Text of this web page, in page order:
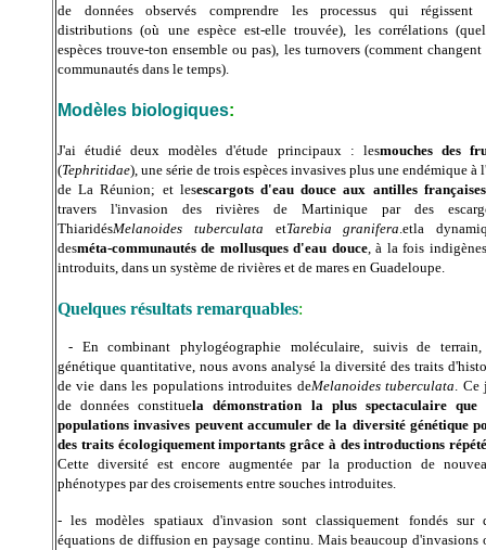
de données observés comprendre les processus qui régissent
distributions (où une espèce est-elle trouvée), les corrélations
espèces trouve-ton ensemble ou pas), les turnovers (comment changent
communautés dans le temps)
Modèles biologiques:
J'ai étudié deux modèles d'étude principaux : lesmouches des
(Tephritidae), une série de trois espèces invasives plus une endémique à
de La Réunion; et lesescargots d'eau douce aux antilles françaises
travers l'invasion des rivières de Martinique par des
ThiaridésMelanoides tuberculata etTarebia granifera .etla
desméta-communautés de mollusques d'eau douce, à la fois
introduits, dans un système de rivières et de mares en Guadeloupe.
Quelques résultats remarquables:
- En combinant phylogéographie moléculaire, suivis de
génétique quantitative, nous avons analysé la diversité des traits
de vie dans les populations introduites deMelanoides tuberculata .
de données constituela démonstration la plus spectaculaire que
populations invasives peuvent accumuler de la diversité génétique
des traits écologiquement importants grâce à des introductions
Cette diversité est encore augmentée par la production de
phénotypes par des croisements entre souches introduites.
- les modèles spatiaux d'invasion sont classiquement fondés sur
équations de diffusion en paysage continu. Mais beaucoup d'invasions